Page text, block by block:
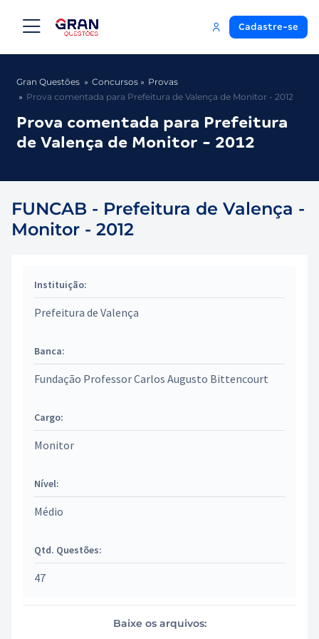
Cadastre-se
Gran Questões Concursos
Provas
Prova comentada para Prefeitura de Valença de Monitor - 2012
Prova comentada para Prefeitura
de Valença de Monitor - 2012
FUNCAB - Prefeitura de Valença -
Monitor - 2012
Instituição:
Prefeitura de Valença
Banca:
Fundação Professor Carlos Augusto Bittencourt
Cargo:
Monitor
Nível:
Médio
Qtd. Questões:
47
Baixe os arquivos: